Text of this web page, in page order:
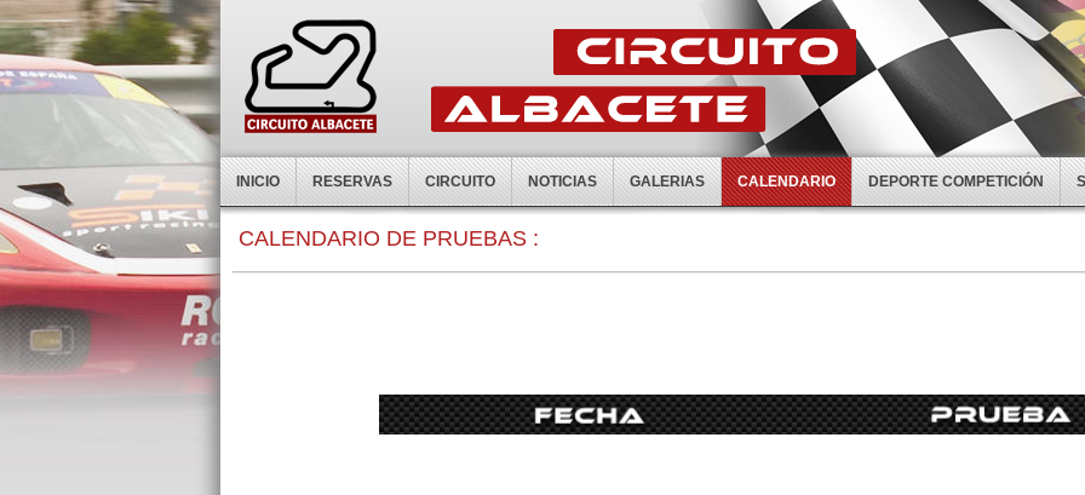
INICIO RESERVAS CIRCUITO NOTICIAS GALERIAS CALENDARIO DEPORTE COMPETICIÓN
CALENDARIO DE PRUEBAS :
0:00